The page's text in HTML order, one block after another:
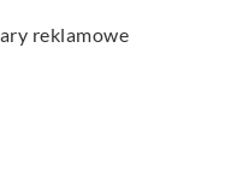
reklamowe